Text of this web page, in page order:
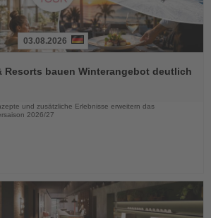
03.08.2026
Resorts bauen Winterangebot deutlich
und zusätzliche Erlebnisse erweitern das
2026/27